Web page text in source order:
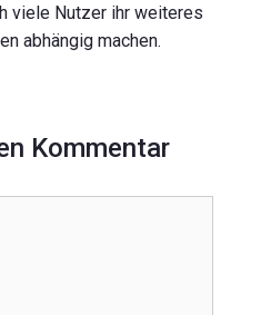
viele Nutzer ihr weiteres
abhängig machen.
Kommentar